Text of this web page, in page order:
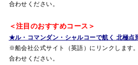
合わせください。
＜注目のおすすめコース＞
★ル・コマンダン・シャルコーで航く 北極点
※船会社公式サイト（英語）にリンクします
合わせください。